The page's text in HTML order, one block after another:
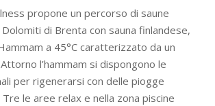
propone un percorso di saune
di Brenta con sauna finlandese,
a 45°C caratterizzato da un
l’hammam si dispongono le
per rigenerarsi con delle piogge
Tre le aree relax e nella zona piscine